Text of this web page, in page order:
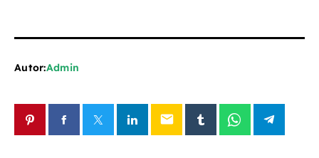
Autor:Admin
email